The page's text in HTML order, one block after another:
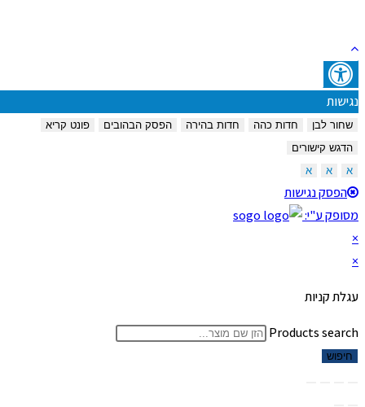
נגישות
שחור לבן חדות כהה חדות בהירה הפסק הבהובים
פונט קריא
הדגש קישורים
הפסק נגישות
מסופק ע"י:
עגלת קניות
Products search
חיפוש